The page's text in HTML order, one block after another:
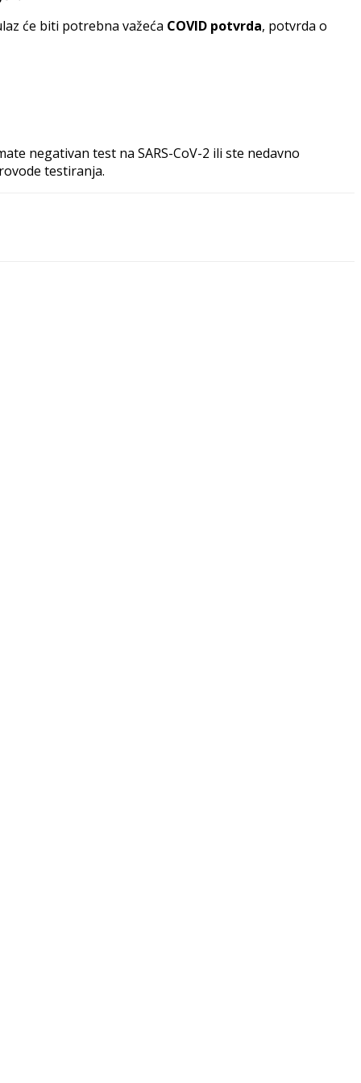
će biti potrebna važeća COVID potvrda, potvrda o
negativan test na SARS-CoV-2 ili ste nedavno
testiranja.